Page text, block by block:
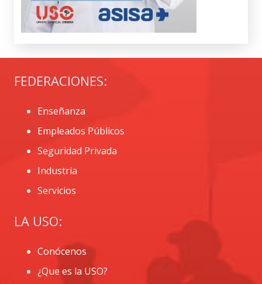
FEDERACIONES:
Enseñanza
Empleados Públicos
Seguridad Privada
Industria
Servicios
LA USO:
Conócenos
¿Que es la USO?